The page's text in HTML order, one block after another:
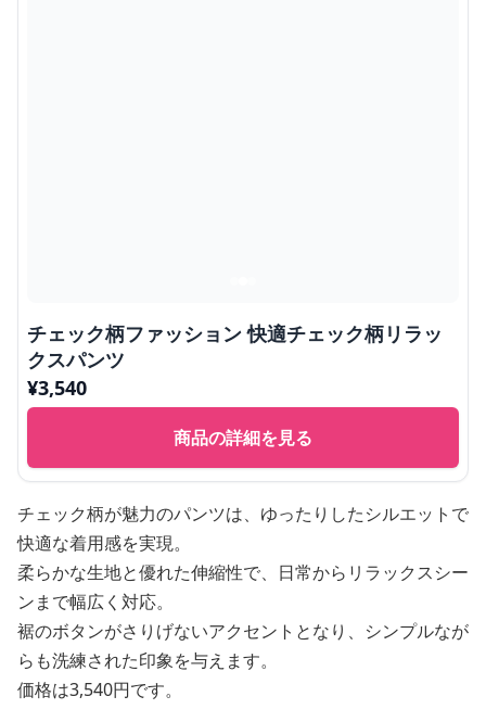
チェック柄ファッション 快適チェック柄リラッ
クスパンツ
¥3,540
商品の詳細を見る
チェック柄が魅力のパンツは、ゆったりしたシルエットで
快適な着用感を実現。
柔らかな生地と優れた伸縮性で、日常からリラックスシー
ンまで幅広く対応。
裾のボタンがさりげないアクセントとなり、シンプルなが
らも洗練された印象を与えます。
価格は3,540円です。